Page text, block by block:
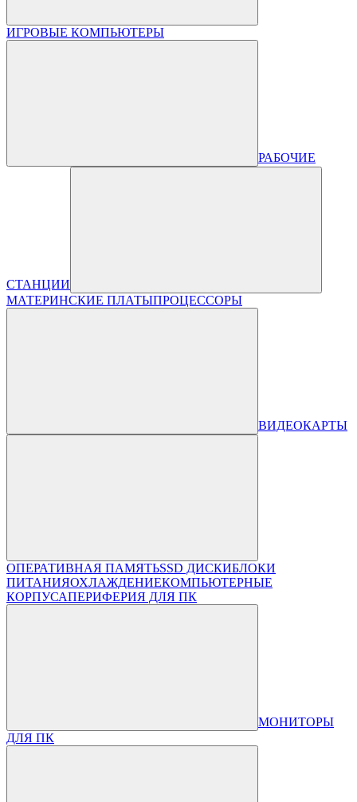
ИГРОВЫЕ КОМПЬЮТЕРЫ
РАБОЧИЕ
СТАНЦИИ
МАТЕРИНСКИЕ ПЛАТЫПРОЦЕССОРЫ
ВИДЕОКАРТЫ
ОПЕРАТИВНАЯ ПАМЯТЬSSD ДИСКИБЛОКИ
ПИТАНИЯОХЛАЖДЕНИЕКОМПЬЮТЕРНЫЕ
КОРПУСАПЕРИФЕРИЯ ДЛЯ ПК
МОНИТОРЫ
ДЛЯ ПК